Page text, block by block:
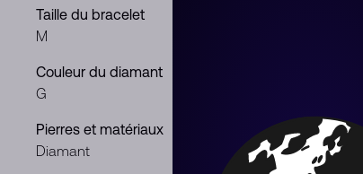
Taille du bracelet
M
Couleur du diamant
G
Pierres et matériaux
Diamant
Genre
Femme